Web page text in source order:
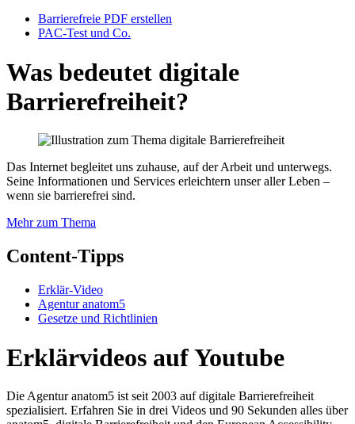
Barrierefreie PDF erstellen
PAC-Test und Co.
Was bedeutet digitale
Barrierefreiheit?
Das Internet begleitet uns zuhause, auf der Arbeit und unterwegs.
Seine Informationen und Services erleichtern unser aller Leben –
wenn sie barrierefrei sind.
Mehr zum Thema
Content-Tipps
Erklär-Video
Agentur anatom5
Gesetze und Richtlinien
Erklärvideos auf Youtube
Die Agentur anatom5 ist seit 2003 auf digitale Barrierefreiheit
spezialisiert. Erfahren Sie in drei Videos und 90 Sekunden alles über